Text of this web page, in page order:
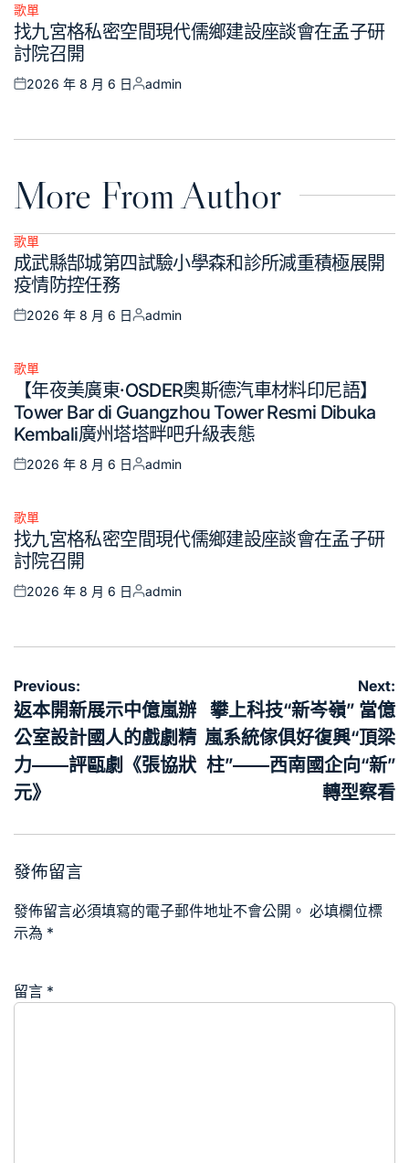
Posted
in
歌單
找九宮格私密空間現代儒鄉建設座談會在孟子研
討院召開
Posted
2026 年 8 月 6 日
Posted
admin
More From Author
Posted
in
歌單
成武縣郜城第四試驗小學森和診所減重積極展開
疫情防控任務
Posted
2026 年 8 月 6 日
Posted
admin
Posted
歌單
【年夜美廣東·OSDER奧斯德汽車材料印尼語】
Tower Bar di Guangzhou Tower Resmi Dibuka
Kembali廣州塔塔畔吧升級表態
Posted
2026 年 8 月 6 日
Posted
admin
Posted
in
歌單
找九宮格私密空間現代儒鄉建設座談會在孟子研
討院召開
Posted
2026 年 8 月 6 日
Posted
admin
文
章
導
覽
Previous:
返本開新展示中億嵐辦
公室設計國人的戲劇精
力——評甌劇《張協狀
元》
Next:
攀上科技“新岑嶺” 當億
嵐系統傢俱好復興“頂梁
柱”——西南國企向“新”
轉型察看
發佈留言
發佈留言必須填寫的電子郵件地址不會公開。 必填欄位標
示為 *
留言 *